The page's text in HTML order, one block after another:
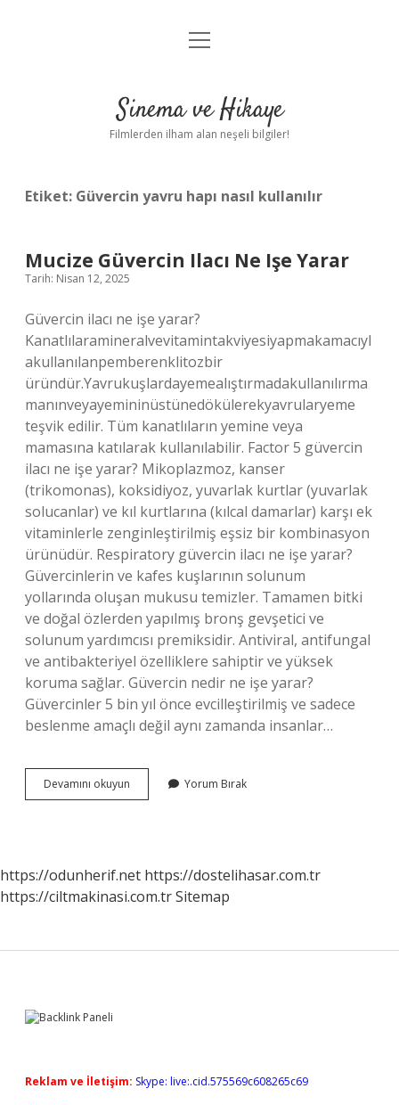
Gizlilik Politikası
Yasal Uyarı
menüyü
Sinema ve Hikaye
Filmlerden ilham alan neşeli bilgiler!
Etiket: Güvercin yavru hapı nasıl kullanılır
Mucize Güvercin Ilacı Ne Işe Yarar
Tarih: Nisan 12, 2025
Güvercin ilacı ne işe yarar?
Kanatlılaramineralvevitamintakviyesiyapmakamacıyl
akullanılanpemberenklitozbir
üründür.Yavrukuşlardayemealıştırmadakullanılırma
manınveyayemininüstünedökülerekyavrularyeme
teşvik edilir. Tüm kanatlıların yemine veya
mamasına katılarak kullanılabilir. Factor 5 güvercin
ilacı ne işe yarar? Mikoplazmoz, kanser
(trikomonas), koksidiyoz, yuvarlak kurtlar (yuvarlak
solucanlar) ve kıl kurtlarına (kılcal damarlar) karşı ek
vitaminlerle zenginleştirilmiş eşsiz bir kombinasyon
ürünüdür. Respiratory güvercin ilacı ne işe yarar?
Güvercinlerin ve kafes kuşlarının solunum
yollarında oluşan mukusu temizler. Tamamen bitki
ve doğal özlerden yapılmış bronş gevşetici ve
solunum yardımcısı premiksidir. Antiviral, antifungal
ve antibakteriyel özelliklere sahiptir ve yüksek
koruma sağlar. Güvercin nedir ne işe yarar?
Güvercinler 5 bin yıl önce evcilleştirilmiş ve sadece
beslenme amaçlı değil aynı zamanda insanlar…
Devamını okuyun
Güvercin
Yorum Bırak
https://odunherif.net https://dostelihasar.com.tr
https://ciltmakinasi.com.trSitemap
Sidebar
Reklam ve İletişim: Skype: live:.cid.575569c608265c69